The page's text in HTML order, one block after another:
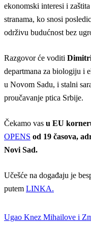
ekonomski interesi i
stranama, ko snosi
održivu budućnost bez
Razgovor će voditi
departmana za biologiju i
u Novom Sadu, i stalni
proučavanje ptica Srbije.
Čekamo vas u EU
OPENS od 19 časova,
Novi Sad.
Učešće na događaju je
putem LINKA.
Ugao Knez Mihailove i